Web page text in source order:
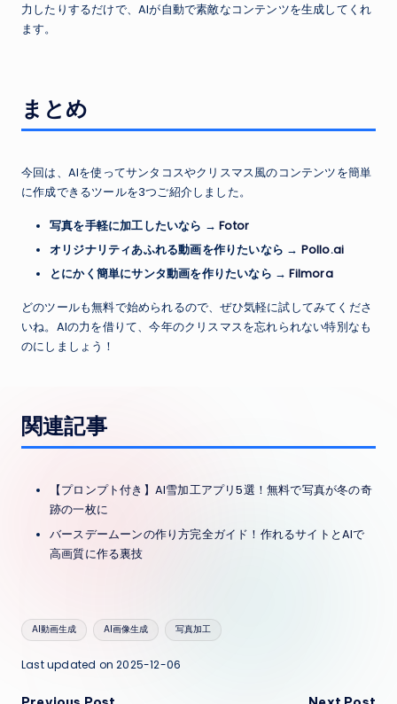
力したりするだけで、AIが自動で素敵なコンテンツを生成してくれ
ます。
まとめ
今回は、AIを使ってサンタコスやクリスマス風のコンテンツを簡単
に作成できるツールを3つご紹介しました。
写真を手軽に加工したいなら →Fotor
オリジナリティあふれる動画を作りたいなら → Pollo.ai
とにかく簡単にサンタ動画を作りたいなら →Filmora
どのツールも無料で始められるので、ぜひ気軽に試してみてくださ
いね。AIの力を借りて、今年のクリスマスを忘れられない特別なも
のにしましょう！
関連記事
【プロンプト付き】AI雪加工アプリ5選！無料で写真が冬の奇
跡の一枚に
バースデームーンの作り方完全ガイド！作れるサイトとAIで
高画質に作る裏技
Tags:
AI動画生成 AI画像生成 写真加工
Last updated on 2025-12-06